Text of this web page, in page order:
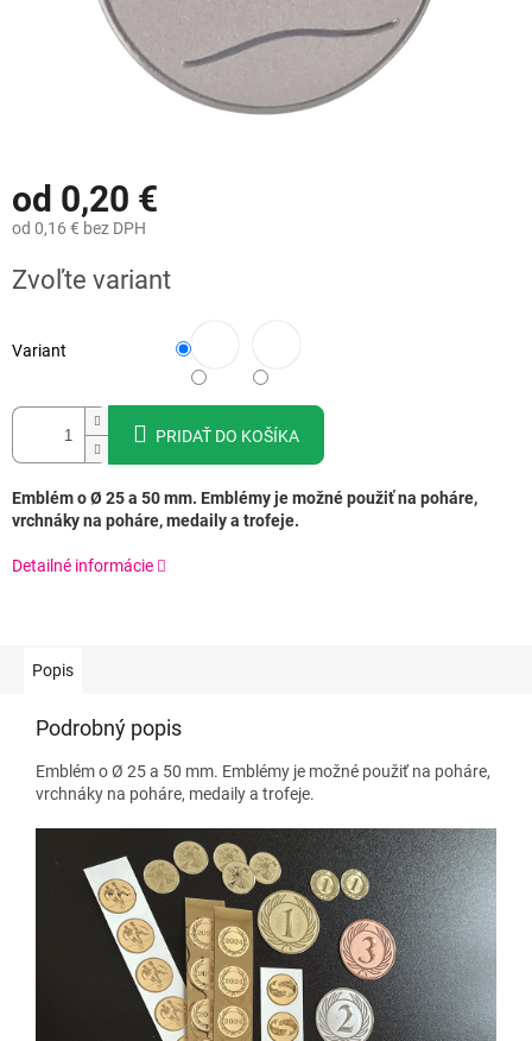
od 0,20 €
od 0,16 € bez DPH
cena:
Zvoľte variant
Variant
PRIDAŤ DO KOŠÍKA
Emblém o Ø 25 a 50 mm. Emblémy je možné použiť na poháre,
vrchnáky na poháre, medaily a trofeje.
Detailné informácie
Popis
Podrobný popis
Emblém o Ø 25 a 50 mm. Emblémy je možné použiť na poháre,
vrchnáky na poháre, medaily a trofeje.